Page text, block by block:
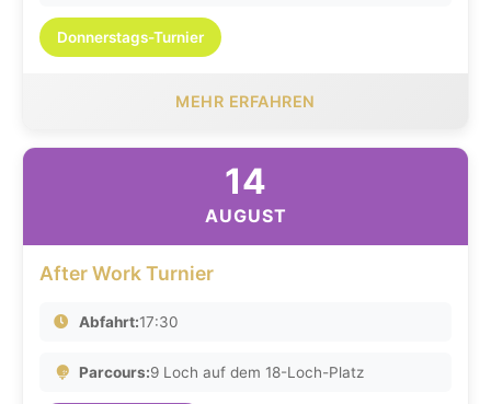
Donnerstags-Turnier
MEHR ERFAHREN
14
AUGUST
After Work Turnier
Abfahrt:17:30
Parcours:9 Loch auf dem 18-Loch-Platz